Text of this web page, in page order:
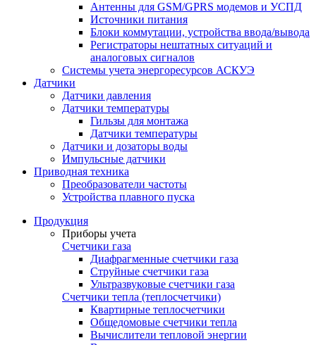
Антенны для GSM/GPRS модемов и УСПД
Источники питания
Блоки коммутации, устройства ввода/вывода
Регистраторы нештатных ситуаций и
аналоговых сигналов
Системы учета энергоресурсов АСКУЭ
Датчики
Датчики давления
Датчики температуры
Гильзы для монтажа
Датчики температуры
Датчики и дозаторы воды
Импульсные датчики
Приводная техника
Преобразователи частоты
Устройства плавного пуска
Продукция
Приборы учета
Счетчики газа
Диафрагменные счетчики газа
Струйные счетчики газа
Ультразвуковые счетчики газа
Счетчики тепла (теплосчетчики)
Квартирные теплосчетчики
Общедомовые счетчики тепла
Вычислители тепловой энергии